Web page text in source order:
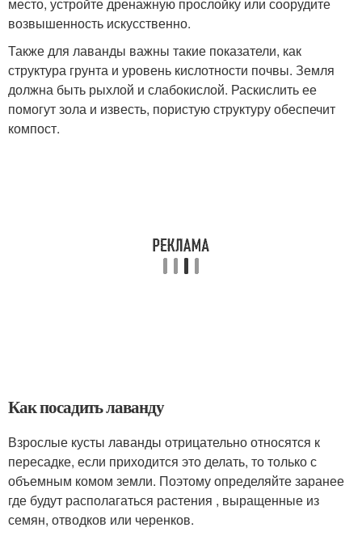
возвышенность искусственно.
Также для лаванды важны такие показатели, как
структура грунта и уровень кислотности почвы. Земля
должна быть рыхлой и слабокислой. Раскислить ее
помогут зола и известь, пористую структуру обеспечит
компост.
Как посадить лаванду
Взрослые кусты лаванды отрицательно относятся к
пересадке, если приходится это делать, то только с
объемным комом земли. Поэтому определяйте заранее
где будут располагаться растения , выращенные из
семян, отводков или черенков.